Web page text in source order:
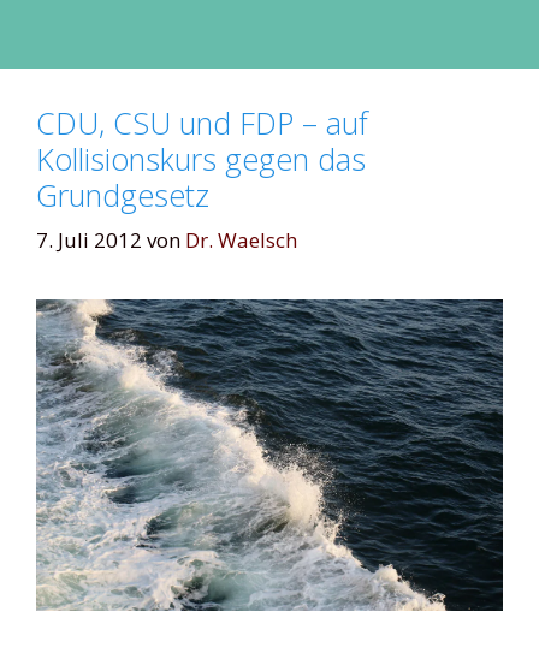
CDU, CSU und FDP – auf
Kollisionskurs gegen das
Grundgesetz
7. Juli 2012 von Dr. Waelsch